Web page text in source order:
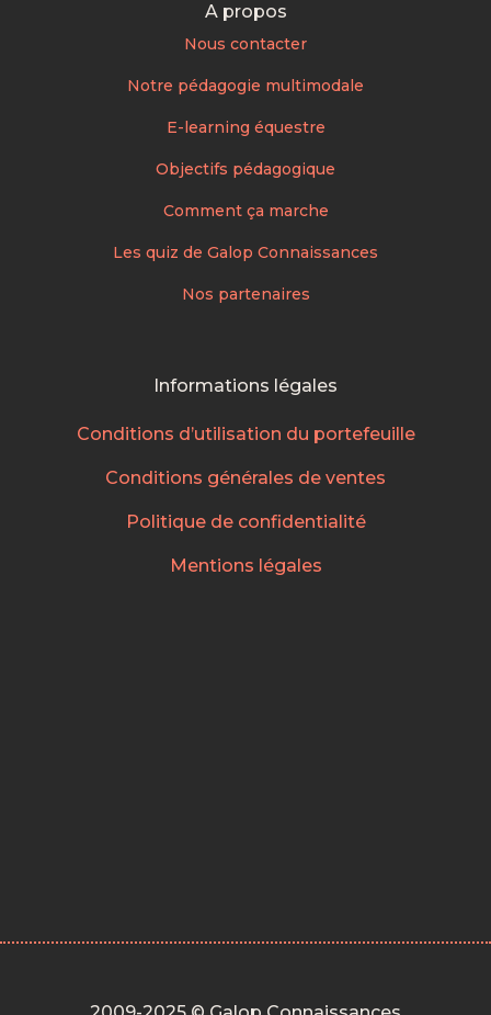
A propos
Nous contacter
Notre pédagogie multimodale
E-learning équestre
Objectifs pédagogique
Comment ça marche
Les quiz de Galop Connaissances
Nos partenaires
Informations légales
Conditions d’utilisation du portefeuille
Conditions générales de ventes
Politique de confidentialité
Mentions légales